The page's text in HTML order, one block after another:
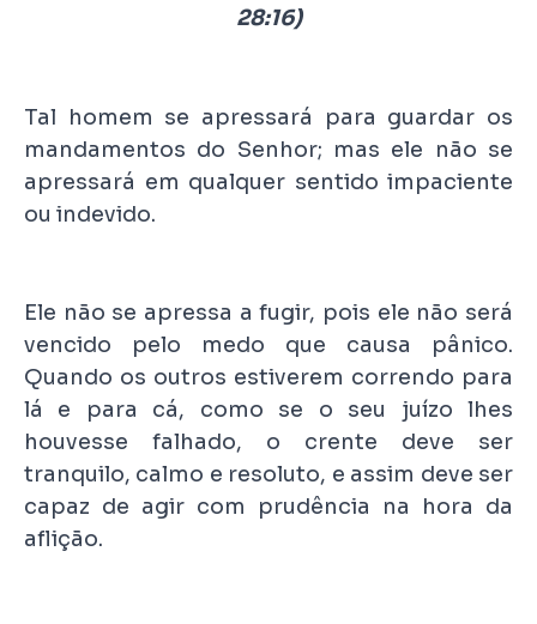
28:16)
Tal homem se apressará para guardar os
mandamentos do Senhor; mas ele não se
apressará em qualquer sentido impaciente
ou indevido.
Ele não se apressa a fugir, pois ele não será
vencido pelo medo que causa pânico.
Quando os outros estiverem correndo para
lá e para cá, como se o seu juízo lhes
houvesse falhado, o crente deve ser
tranquilo, calmo e resoluto, e assim deve ser
capaz de agir com prudência na hora da
aflição.